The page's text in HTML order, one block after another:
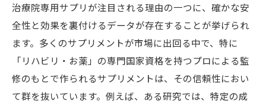
治療院専用サプリが注目される理由の一つに、確かな安
全性と効果を裏付けるデータが存在することが挙げられ
ます。多くのサプリメントが市場に出回る中で、特に
「リハビリ・お薬」の専門国家資格を持つプロによる監
修のもとで作られるサプリメントは、その信頼性におい
て群を抜いています。例えば、ある研究では、特定の成